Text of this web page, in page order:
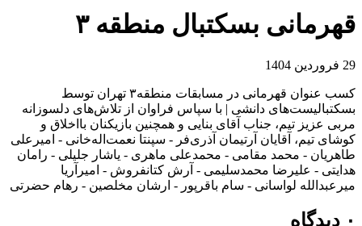
قهرمانی بسکتبال منطقه ۳
29 فروردین 1404
کسب عنوان قهرمانی در مسابقات منطقه۳ تهران توسط
بسکتبالیست‌های دانشی | با سپاس فراوان از تلاش‌های دلسوزانه
مربی عزیز تیم، جناب آقای بنایی و همچنین بازیکنان بااخلاق و
کوشای تیم، آقایان آرتیمان آذری‌فر - سپنتا نعمت‌اله‌خانی - امیرعلی
طاهریان - محمد مقامی - محمدعلی ماهری - یاشار جلیلی - رامان
هدایتی - علیرضا محمدسلیمی - آرش کتانفروش - امیرآریا
میرعبدالله لواسانی - سام باقرپور - ارشان مخلصین - رهام حضرتی
۰ دیدگاه